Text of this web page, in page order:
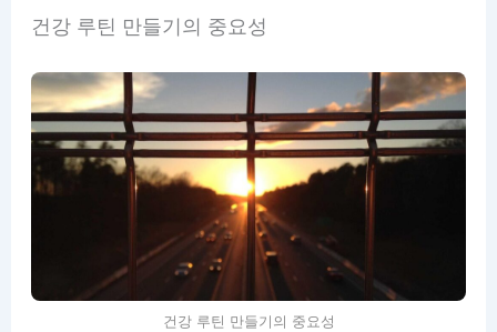
건강 루틴 만들기의 중요성
건강 루틴 만들기의 중요성